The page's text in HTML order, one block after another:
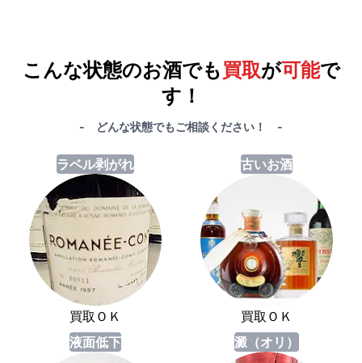
こんな状態のお酒でも買取が可能で
す！
- どんな状態でもご相談ください！ -
ラベル剥がれ
買取ＯＫ
古いお酒
買取ＯＫ
液面低下
澱（オリ）